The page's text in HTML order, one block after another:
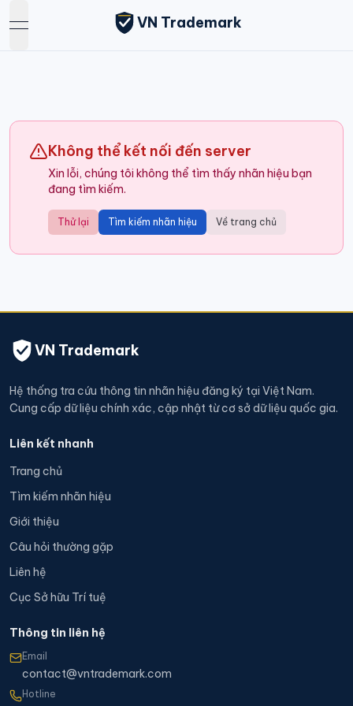
open navigation menu
VN Trademark
Không thể kết nối đến server
Xin lỗi, chúng tôi không thể tìm thấy nhãn hiệu bạn
đang tìm kiếm.
Thử lại Tìm kiếm nhãn hiệu Về trang chủ
VN Trademark
Hệ thống tra cứu thông tin nhãn hiệu đăng ký tại Việt Nam.
Cung cấp dữ liệu chính xác, cập nhật từ cơ sở dữ liệu quốc gia.
Liên kết nhanh
Trang chủ
Tìm kiếm nhãn hiệu
Giới thiệu
Câu hỏi thường gặp
Liên hệ
Cục Sở hữu Trí tuệ
Thông tin liên hệ
Email
contact@vntrademark.com
Hotline